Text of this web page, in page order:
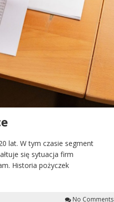
lat. W tym czasie segment
się sytuacja firm
Historia pożyczek
No Comments